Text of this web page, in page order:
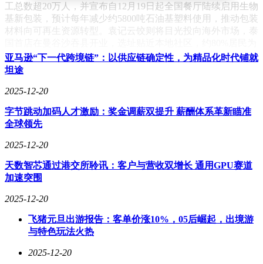
工总数超20万人，并宣布自12月19日起全国餐厅陆续启用生物
基新包装，预计每年减少约5800吨石油基塑料使用，推动包装
材料向可再生资源转型。袁记云饺则将目光投向海外市场，泰
泰国本地人及潮汕籍华裔，品牌计划以此为基地，深化产品口
味与运营模式的本土化适配。鲍师傅北美首店即将在美国纽约
近国内，此前鲍师傅已在新加坡开出海外首店，首日营业额近
9万元人民币。
快消行业，康师傅获评“2025年度企业社会责任低碳榜样”，其
链环保闭环，验证循环经济模式，未来将聚焦ESG五大核心任
务持续发力。重庆啤酒与嘉威啤酒的纠纷或迎来转机，双方拟
在二审阶段签署《调解协议》，了结持续18年的诉讼，该诉讼
则宣布人事变动，首席财务官Ignacio Lares将于2026年4月1日
卸任，Bernardo Novick将接任，后者在百威集团相关公司任职
16年，拥有丰富的全球市场经验。
双方将围绕国内产业带外贸工厂对接、海外跨境供应链市场拓
亚马逊“下一代跨境链”：以供应链确定性，为精品化时代铺就
坦途
2025-12-20
字节跳动加码人才激励：奖金调薪双提升 薪酬体系革新瞄准
全球领先
2025-12-20
天数智芯通过港交所聆讯：客户与营收双增长 通用GPU赛道
加速突围
2025-12-20
飞猪元旦出游报告：客单价涨10%，05后崛起，出境游
与特色玩法火热
2025-12-20